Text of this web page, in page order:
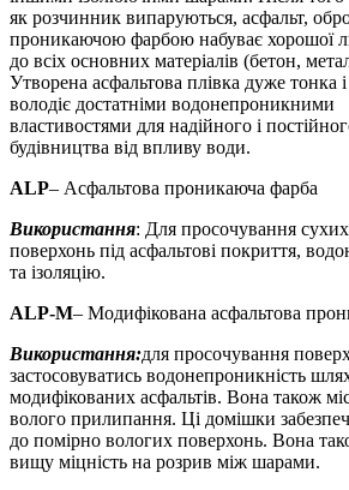
як розчинник випаруються, асфальт,
проникаючою фарбою набуває хорошої
до всіх основних матеріалів (бетон,
Утворена асфальтова плівка дуже тонка
володіє достатніми водонепроникними
властивостями для надійного і
будівництва від впливу води.
ALP– Асфальтова проникаюча фарба
Використання: Для просочування
поверхонь під асфальтові покриття,
та ізоляцію.
ALP-M– Модифікована асфальтова
Використання:для просочування
застосовуватись водонепроникність
модифікованих асфальтів. Вона також
волого прилипання. Ці домішки
до помірно вологих поверхонь. Вона
вищу міцність на розрив між шарами.